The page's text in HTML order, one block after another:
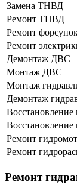
Замена ТНВД
Ремонт ТНВД
Ремонт
Ремонт
Демонтаж ДВС
Монтаж ДВС
Монтаж
Демонтаж
Ремонт
Ремонт
Ремонт